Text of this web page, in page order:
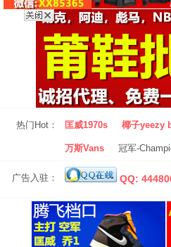
热门Hot： 匡威1970s 椰子yeezy
万斯Vans 冠军-
广告入驻： QQ: